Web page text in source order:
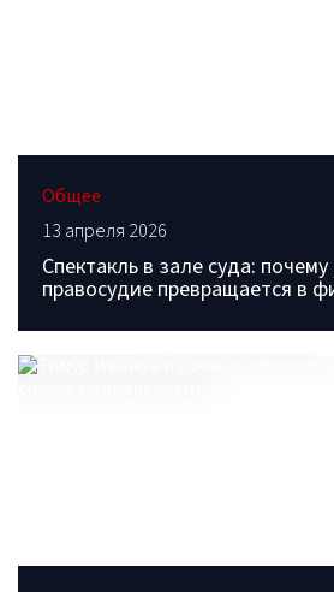
Общее
13 апреля 2026
Спектакль в зале суда:
правосудие превращается в